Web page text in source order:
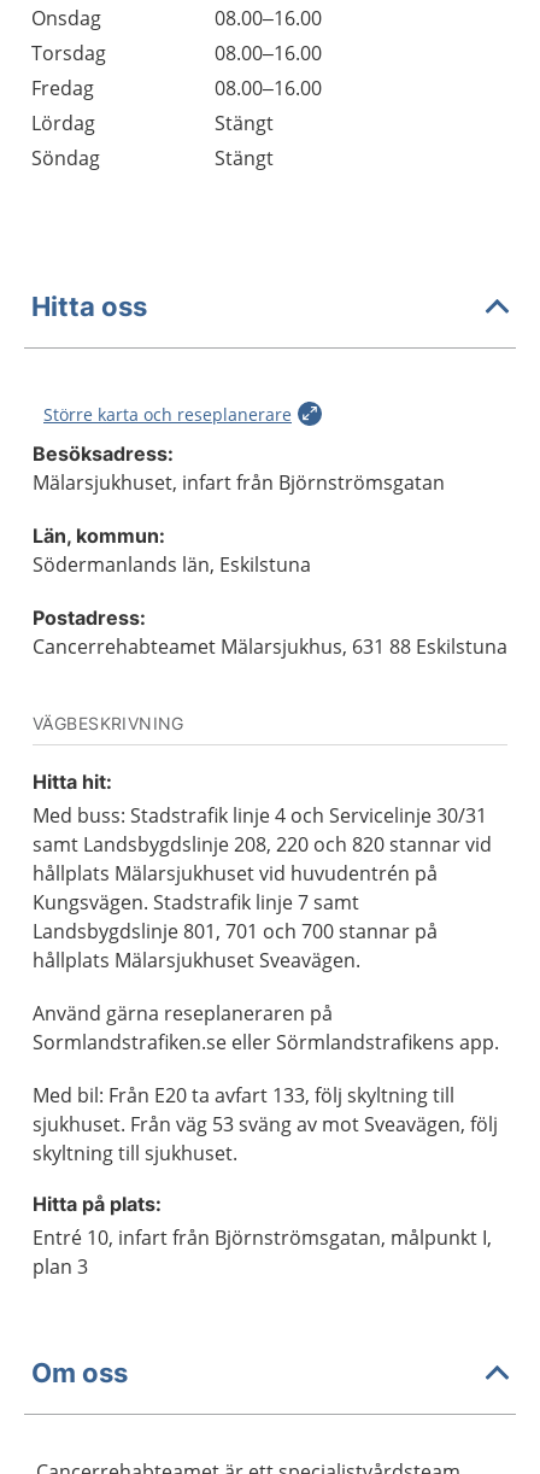
Onsdag
08.00–16.00
Torsdag
08.00–16.00
Fredag
08.00–16.00
Lördag
Stängt
Söndag
Stängt
Hitta oss
Större karta och reseplanerare
Besöksadress:
Mälarsjukhuset, infart från Björnströmsgatan
Län, kommun:
Södermanlands län, Eskilstuna
Postadress:
Cancerrehabteamet Mälarsjukhus, 631 88 Eskilstuna
VÄGBESKRIVNING
Hitta hit:
Med buss: Stadstrafik linje 4 och Servicelinje 30/31
samt Landsbygdslinje 208, 220 och 820 stannar vid
hållplats Mälarsjukhuset vid huvudentrén på
Kungsvägen. Stadstrafik linje 7 samt
Landsbygdslinje 801, 701 och 700 stannar på
hållplats Mälarsjukhuset Sveavägen.
Använd gärna reseplaneraren på
Sormlandstrafiken.se eller Sörmlandstrafikens app.
Med bil: Från E20 ta avfart 133, följ skyltning till
sjukhuset. Från väg 53 sväng av mot Sveavägen, följ
skyltning till sjukhuset.
Hitta på plats:
Entré 10, infart från Björnströmsgatan, målpunkt I,
plan 3
Om oss